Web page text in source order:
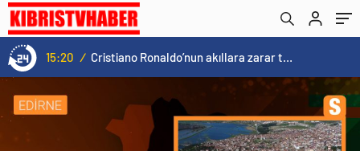
15:20 / Cristiano Ronaldo’nun akıllara zarar tüm kariyerinin istatistiğini çıkardık !
kabul edilmedi